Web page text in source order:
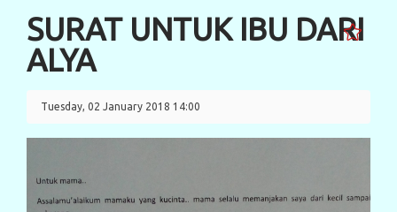
SURAT UNTUK IBU DARI
ALYA
Tuesday, 02 January 2018 14:00